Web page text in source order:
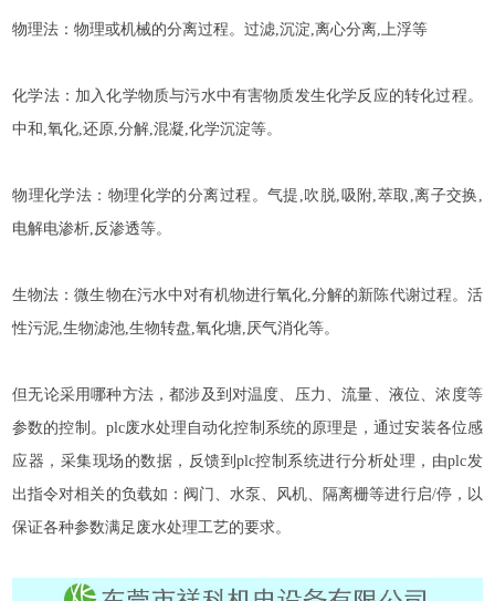
物理法：物理或机械的分离过程。过滤,沉淀,离心分离,上浮等
化学法：加入化学物质与污水中有害物质发生化学反应的转化过程。
中和,氧化,还原,分解,混凝,化学沉淀等。
物理化学法：物理化学的分离过程。气提,吹脱,吸附,萃取,离子交换,
电解电渗析,反渗透等。
生物法：微生物在污水中对有机物进行氧化,分解的新陈代谢过程。活
性污泥,生物滤池,生物转盘,氧化塘,厌气消化等。
但无论采用哪种方法，都涉及到对温度、压力、流量、液位、浓度等
参数的控制。plc废水处理自动化控制系统的原理是，通过安装各位感
应器，采集现场的数据，反馈到plc控制系统进行分析处理，由plc发
出指令对相关的负载如：阀门、水泵、风机、隔离栅等进行启/停，以
保证各种参数满足废水处理工艺的要求。